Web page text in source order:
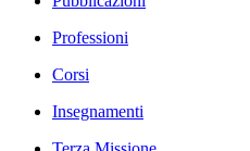
Professioni
Corsi
Insegnamenti